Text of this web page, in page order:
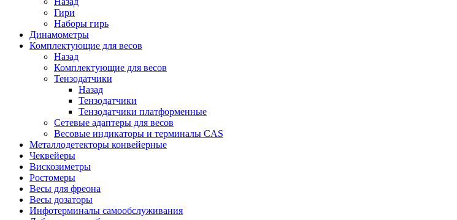
Гири
Наборы гирь
Динамометры
Комплектующие для весов
Назад
Комплектующие для весов
Тензодатчики
Назад
Тензодатчики
Тензодатчики платформенные
Сетевые адаптеры для весов
Весовые индикаторы и терминалы CAS
Металлодетекторы конвейерные
Чеквейеры
Вискозиметры
Ростомеры
Весы для фреона
Весы дозаторы
Инфотерминалы самообслуживания